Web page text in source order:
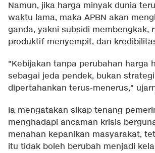
Namun, jika harga minyak dunia
waktu lama, maka APBN akan
ganda, yakni subsidi membengkak,
produktif menyempit, dan
"Kebijakan tanpa perubahan harga
sebagai jeda pendek, bukan
dipertahankan terus-menerus,"
Ia mengatakan sikap tenang
menghadapi ancaman krisis
menahan kepanikan masyarakat,
itu tidak boleh berubah menjadi